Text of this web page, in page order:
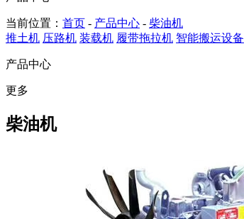
当前位置： 首页 - 产品中心 - 柴油机
推土机 压路机 装载机 履带拖拉机 智能搬运设备
产品中心
更多
柴油机